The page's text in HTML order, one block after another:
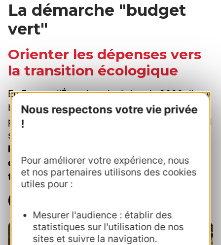
Nous respectons votre vie privée
!
Pour améliorer votre expérience, nous
et nos partenaires utilisons des cookies
utiles pour :
Mesurer l'audience : établir des
statistiques sur l'utilisation de nos
sites et suivre la navigation.
La démarche "budget
vert"
Orienter les dépenses vers
la transition écologique
En France, l’État s’est doté depuis 2020 d’un «
budget vert », et la notion retient de plus en
plus l’attention des collectivités territoriales. Il
s'agit d'une
l’engagement de l’institution et sa volonté
d’accroître et accélérer ses efforts de
transition écologique.